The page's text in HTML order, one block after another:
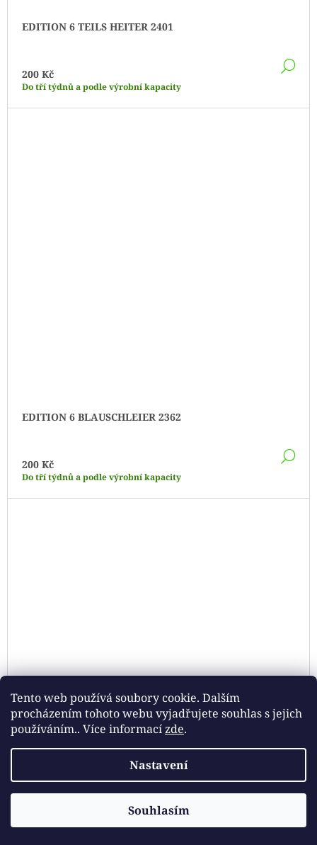
Tento web používá soubory cookie. Dalším
procházením tohoto webu vyjadřujete souhlas s jejich
používáním.. Více informacízde.
Nastavení
Souhlasím
EDITION 6 TEILS HEITER 2401
200 Kč
Do tří týdnů a podle výrobní kapacity
EDITION 6 BLAUSCHLEIER 2362
200 Kč
Do tří týdnů a podle výrobní kapacity
EDITION 6 TANTE EMMA 2361